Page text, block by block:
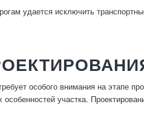
удается исключить
особого внимания на этапе
особенностей участка.